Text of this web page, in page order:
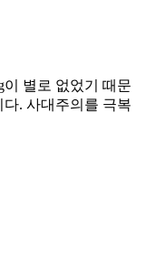
별로 없었기 때문
. 사대주의를 극복